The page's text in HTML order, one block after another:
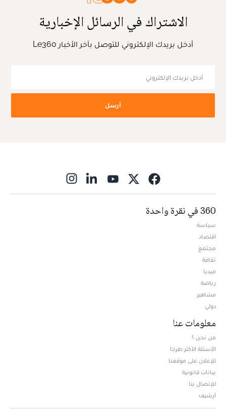
الاشتراك في الرسائل الإخبارية
أدخل بريدك الإلكتروني للتوصل بآخر الأخبار Le360
أرسل
360 في نقرة واحدة
سياسة
اقتصاد
مجتمع
ثقافة
ميديا
رياضة
مشاهير
دولي
معلومات عنا
من نحن ؟
الأسئلة الأكثر طرحا
للإعلان على موقعنا
بيانات قانونية
للإتصال بنا
أرشيف